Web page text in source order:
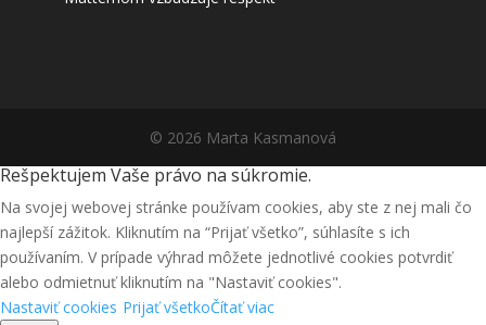
© 2026 Marta Kasmanová
Rešpektujem Vaše právo na súkromie.
Na svojej webovej stránke používam cookies, aby ste z nej mali čo
najlepší zážitok. Kliknutím na “Prijať všetko”, súhlasíte s ich
používaním. V prípade výhrad môžete jednotlivé cookies potvrdiť
alebo odmietnuť kliknutím na "Nastaviť cookies".
Nastaviť cookies Prijať všetkoČítať viac